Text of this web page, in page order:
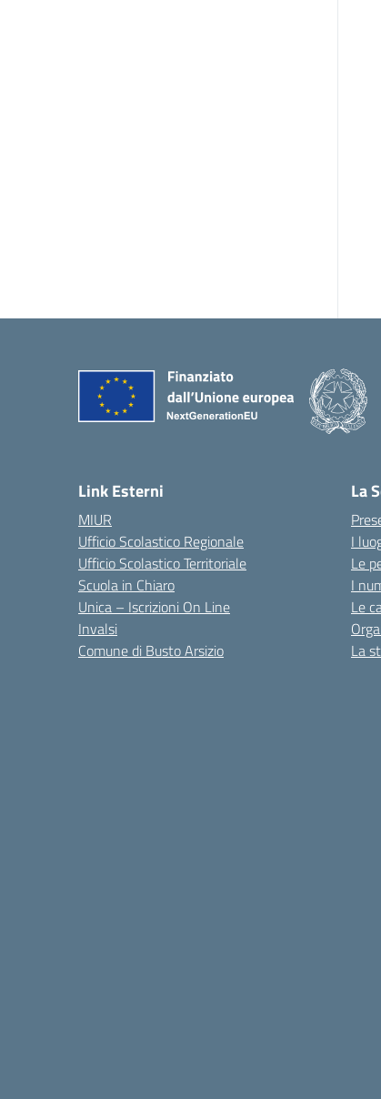
Link Esterni
MIUR
Ufficio Scolastico Regionale
Ufficio Scolastico Territoriale
Scuola in Chiaro
Unica – Iscrizioni On Line
Invalsi
Comune di Busto Arsizio
La
I
Le
I
Le
La